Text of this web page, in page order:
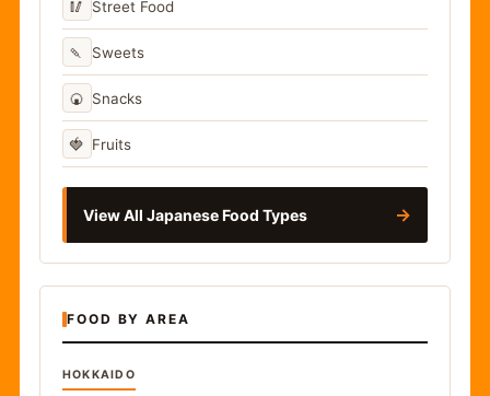
🥢 Street Food
🍡 Sweets
🍘 Snacks
🍓 Fruits
View All Japanese Food Types →
FOOD BY AREA
HOKKAIDO